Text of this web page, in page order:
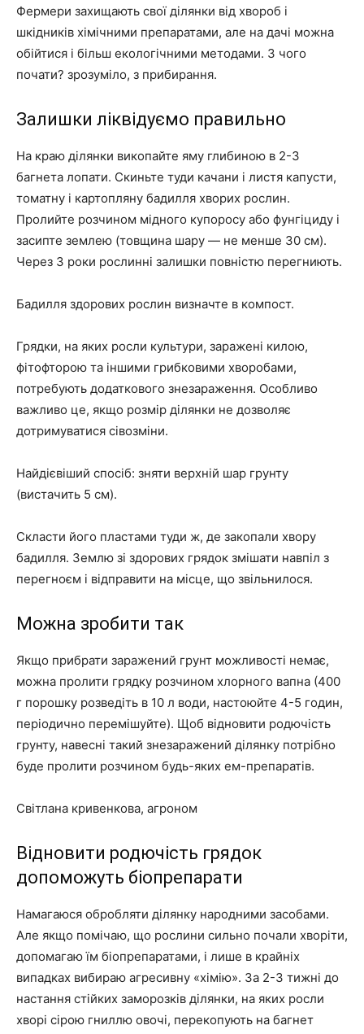
Фермери захищають свої ділянки від хвороб і
шкідників хімічними препаратами, але на дачі можна
обійтися і більш екологічними методами. З чого
почати? зрозуміло, з прибирання.
Залишки ліквідуємо правильно
На краю ділянки викопайте яму глибиною в 2-3
багнета лопати. Скиньте туди качани і листя капусти,
томатну і картопляну бадилля хворих рослин.
Пролийте розчином мідного купоросу або фунгіциду і
засипте землею (товщина шару — не менше 30 см).
Через 3 роки рослинні залишки повністю перегниють.
Бадилля здорових рослин визначте в компост.
Грядки, на яких росли культури, заражені килою,
фітофторою та іншими грибковими хворобами,
потребують додаткового знезараження. Особливо
важливо це, якщо розмір ділянки не дозволяє
дотримуватися сівозміни.
Найдієвіший спосіб: зняти верхній шар грунту
(вистачить 5 см).
Скласти його пластами туди ж, де закопали хвору
бадилля. Землю зі здорових грядок змішати навпіл з
перегноєм і відправити на місце, що звільнилося.
Можна зробити так
Якщо прибрати заражений грунт можливості немає,
можна пролити грядку розчином хлорного вапна (400
г порошку розведіть в 10 л води, настоюйте 4-5 годин,
періодично перемішуйте). Щоб відновити родючість
грунту, навесні такий знезаражений ділянку потрібно
буде пролити розчином будь-яких ем-препаратів.
Світлана кривенкова, агроном
Відновити родючість грядок
допоможуть біопрепарати
Намагаюся обробляти ділянку народними засобами.
Але якщо помічаю, що рослини сильно почали хворіти,
допомагаю їм біопрепаратами, і лише в крайніх
випадках вибираю агресивну «хімію». За 2-3 тижні до
настання стійких заморозків ділянки, на яких росли
хворі сірою гниллю овочі, перекопують на багнет